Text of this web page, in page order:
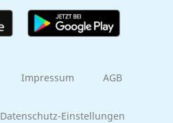
Impressum AGB
Datenschutz-Einstellungen